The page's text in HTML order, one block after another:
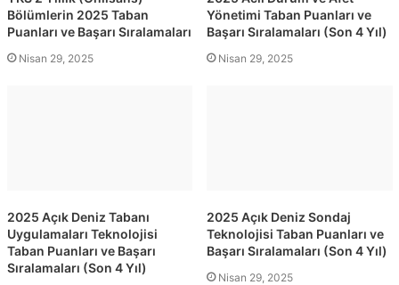
Bölümlerin 2025 Taban
Puanları ve Başarı Sıralamaları
Nisan 29, 2025
Yönetimi Taban Puanları ve
Başarı Sıralamaları (Son 4 Yıl)
Nisan 29, 2025
2025 Açık Deniz Tabanı
Uygulamaları Teknolojisi
Taban Puanları ve Başarı
Sıralamaları (Son 4 Yıl)
2025 Açık Deniz Sondaj
Teknolojisi Taban Puanları ve
Başarı Sıralamaları (Son 4 Yıl)
Nisan 29, 2025